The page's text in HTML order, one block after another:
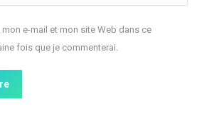
e-mail et mon site Web dans ce
fois que je commenterai.